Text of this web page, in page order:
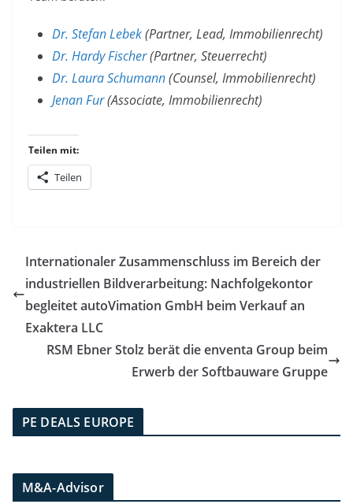
Dr. Stefan Lebek(Partner, Lead, Immobilienrecht)
Dr. Hardy Fischer(Partner, Steuerrecht)
Dr. Laura Schumann(Counsel, Immobilienrecht)
Jenan Fur(Associate, Immobilienrecht)
Teilen mit:
Teilen
Internationaler Zusammenschluss im Bereich der
industriellen Bildverarbeitung: Nachfolgekontor
begleitet autoVimation GmbH beim Verkauf an
Exaktera LLC
RSM Ebner Stolz berät die enventa Group beim
Erwerb der Softbauware Gruppe
PE DEALS EUROPE
M&A-Advisor